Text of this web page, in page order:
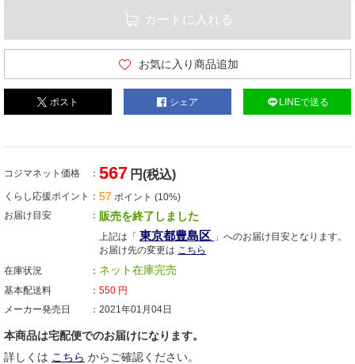
カートに入れる
お気に入り商品追加
ポスト シェア LINEで送る
コジマネット価格 567 円(税込)
くらし応援ポイント 57 ポイント (10%)
お届け目安
販売を終了しました
上記は「 東京都豊島区 」へのお届け目安となります。
お届け先の変更は こちら
在庫状況
ネット在庫完売
基本配送料 550 円
メーカー発売日
2021年01月04日
本商品は宅配便でのお届けになります。
詳しくは こちら からご確認ください。